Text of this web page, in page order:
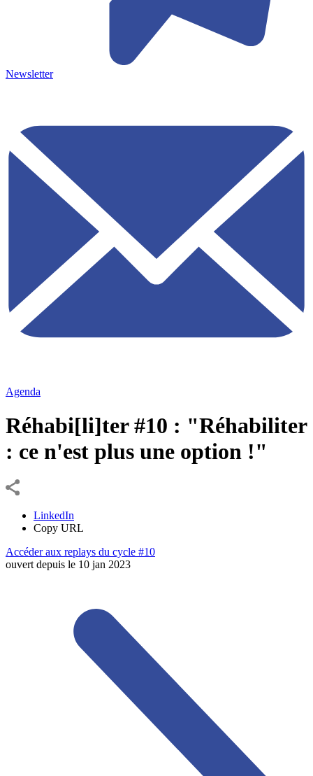
Newsletter
Agenda
Réhabi[li]ter #10 : "Réhabiliter
: ce n'est plus une option !"
LinkedIn
Copy URL
Accéder aux replays du cycle #10
ouvert depuis le 10 jan 2023